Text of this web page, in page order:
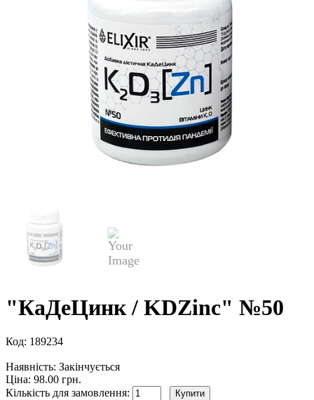
"КаДеЦинк / KDZinc" №50
Код: 189234
Наявність: Закінчується
Ціна: 98.00 грн.
Кількість для замовлення: